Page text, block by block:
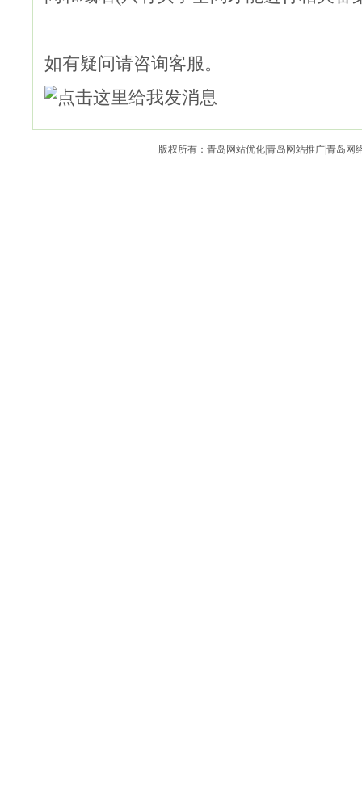
如有疑问请咨询客服。
版权所有：青岛网站优化|青岛网站推广|青岛网